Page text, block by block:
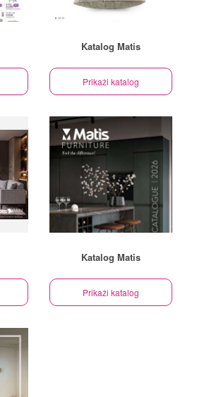
Katalog Matis
Prikaži katalog
Katalog Matis
Prikaži katalog